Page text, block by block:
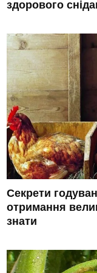
здорового
Секрети
отримання
знати